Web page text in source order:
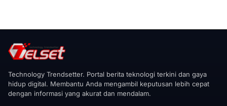
Technology Trendsetter. Portal berita teknologi terkini dan gaya
hidup digital. Membantu Anda mengambil keputusan lebih cepat
dengan informasi yang akurat dan mendalam.